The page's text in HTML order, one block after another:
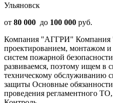
Ульяновск
от 80 000 до 100 000 руб.
Компания "АГГРИ" Компания
проектированием, монтажом
систем пожарной
развиваемся, поэтому ищем в
техническому обслуживанию
защиты Основные
проведения регламентного